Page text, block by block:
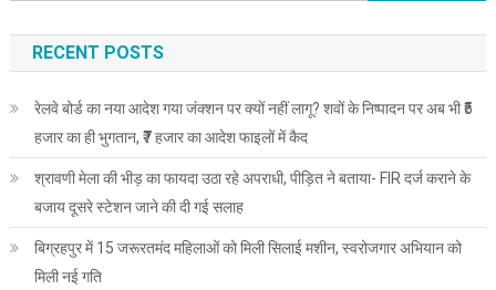
RECENT POSTS
रेलवे बोर्ड का नया आदेश गया जंक्शन पर क्यों नहीं लागू? शवों के निष्पादन पर अब भी ₹5
हजार का ही भुगतान, ₹7 हजार का आदेश फाइलों में कैद
श्रावणी मेला की भीड़ का फायदा उठा रहे अपराधी, पीड़ित ने बताया- FIR दर्ज कराने के
बजाय दूसरे स्टेशन जाने की दी गई सलाह
बिग्रहपुर में 15 जरूरतमंद महिलाओं को मिली सिलाई मशीन, स्वरोजगार अभियान को
मिली नई गति